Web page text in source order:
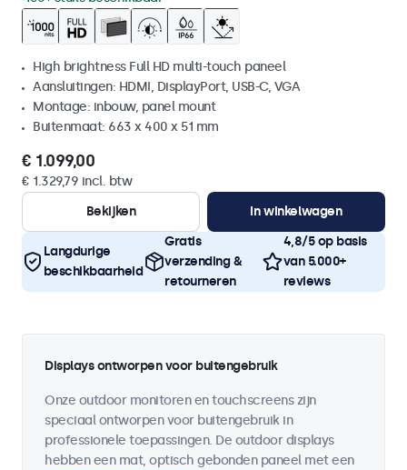
High brightness Full HD multi-touch paneel
Aansluitingen: HDMI, DisplayPort, USB-C, VGA
Montage: inbouw, panel mount
Buitenmaat: 663 x 400 x 51 mm
€ 1.099,00
€ 1.329,79 incl. btw
Bekijken
In winkelwagen
Langdurige
beschikbaarheid
Gratis
verzending &
retourneren
4,8/5 op basis
van 5.000+
reviews
Displays ontworpen voor buitengebruik
Onze outdoor monitoren en touchscreens zijn
speciaal ontworpen voor buitengebruik in
professionele toepassingen. De outdoor displays
hebben een mat, optisch gebonden paneel met een